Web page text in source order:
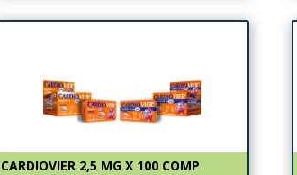
CARDIOVIER 2,5 MG X 100 COMP